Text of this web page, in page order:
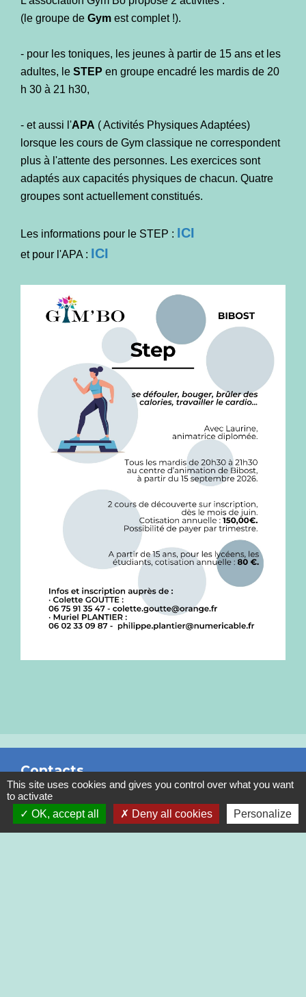
(le groupe de Gym est complet !).
- pour les toniques, les jeunes à partir de 15 ans et les
adultes, le STEP en groupe encadré les mardis de 20
h 30 à 21 h30,
- et aussi l'APA ( Activités Physiques Adaptées)
lorsque les cours de Gym classique ne correspondent
plus à l'attente des personnes. Les exercices sont
adaptés aux capacités physiques de chacun. Quatre
groupes sont actuellement constitués.
Les informations pour le STEP : ICI
et pour l'APA : ICI
Contacts
Commune de Bibost
1, place de la mairie
69690 Bibost - FRANCE
This site uses cookies and gives you control over what you want
to activate
OK, accept all
Deny all cookies Personalize